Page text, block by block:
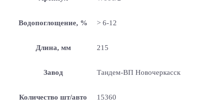
Водопоглощение, % > 6-12
Длина, мм 215
Завод Тандем-ВП Новочеркасск
Количество шт/авто 15360